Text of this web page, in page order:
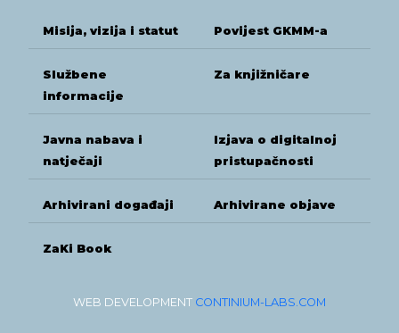
Misija, vizija i statut Povijest GKMM-a
Službene
informacije
Za knjižničare
Javna nabava i
natječaji
Izjava o digitalnoj
pristupačnosti
Arhivirani događaji Arhivirane objave
ZaKi Book
WEB DEVELOPMENT CONTINIUM-LABS.COM